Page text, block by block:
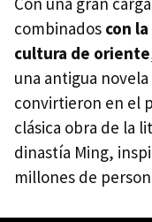
combinados con
cultura de oriente
una antigua
convirtieron en el
clásica obra de la
dinastía Ming,
millones de